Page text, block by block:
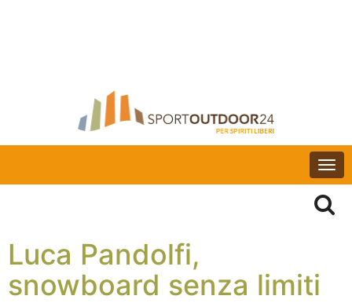
Luca Pandolfi,
snowboard senza limiti